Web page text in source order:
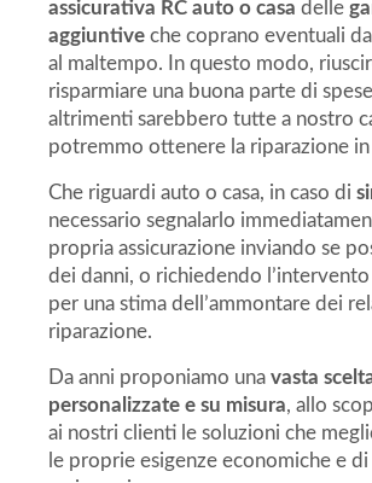
assicurativa RC auto o casa delle
aggiuntive che coprano eventuali
al maltempo. In questo modo,
risparmiare una buona parte di
altrimenti sarebbero tutte a nostro
potremmo ottenere la riparazione
Che riguardi auto o casa, in caso di
necessario segnalarlo
propria assicurazione inviando se
dei danni, o richiedendo
per una stima dell’ammontare dei
riparazione.
Da anni proponiamo una vasta
personalizzate e su misura, allo
ai nostri clienti le soluzioni che
le proprie esigenze economiche e di